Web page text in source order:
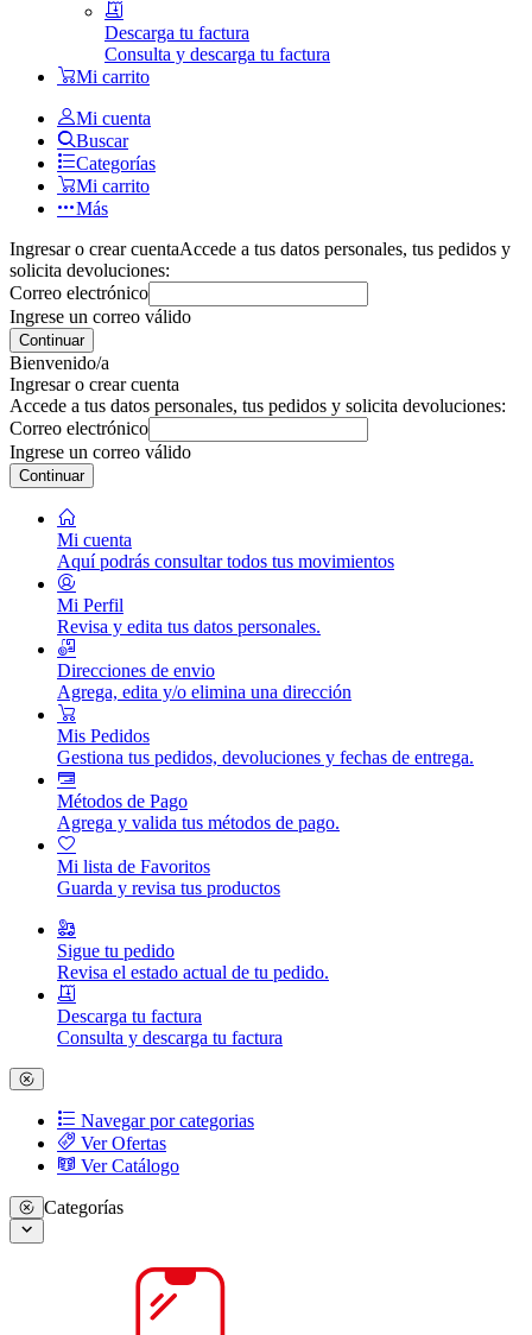
Descarga tu factura
Consulta y descarga tu factura
Mi carrito
Mi cuenta
Buscar
Categorías
Mi carrito
Más
Ingresar o crear cuentaAccede a tus datos personales, tus pedidos y
solicita devoluciones:
Correo electrónico
Ingrese un correo válido
Continuar
Bienvenido/a
Ingresar o crear cuenta
Accede a tus datos personales, tus pedidos y solicita devoluciones:
Correo electrónico
Ingrese un correo válido
Continuar
Mi cuenta
Aquí podrás consultar todos tus movimientos
Mi Perfil
Revisa y edita tus datos personales.
Direcciones de envio
Agrega, edita y/o elimina una dirección
Mis Pedidos
Gestiona tus pedidos, devoluciones y fechas de entrega.
Métodos de Pago
Agrega y valida tus métodos de pago.
Mi lista de Favoritos
Guarda y revisa tus productos
Sigue tu pedido
Revisa el estado actual de tu pedido.
Descarga tu factura
Consulta y descarga tu factura
Navegar por categorias
Ver Ofertas
Ver Catálogo
Categorías